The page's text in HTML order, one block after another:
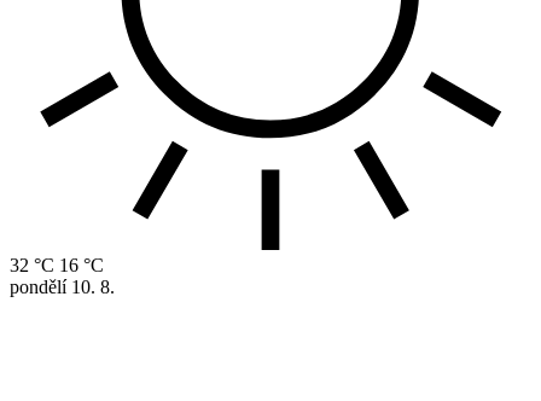
32 °C 16 °C
pondělí 10. 8.